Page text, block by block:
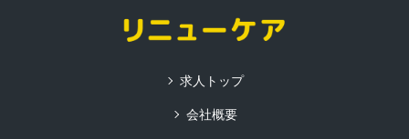
求人トップ
会社概要